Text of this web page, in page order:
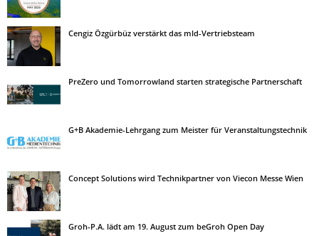
Cengiz Özgürbüz verstärkt das mld-Vertriebsteam
PreZero und Tomorrowland starten strategische Partnerschaft
G+B Akademie-Lehrgang zum Meister für Veranstaltungstechnik
Concept Solutions wird Technikpartner von Viecon Messe Wien
Groh-P.A. lädt am 19. August zum beGroh Open Day